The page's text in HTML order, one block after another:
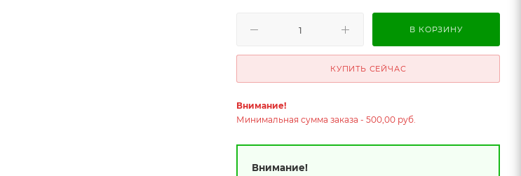
В КОРЗИНУ
КУПИТЬ СЕЙЧАС
Внимание!
Минимальная сумма заказа - 500,00 руб.
Внимание!